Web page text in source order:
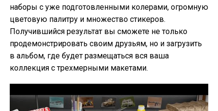
наборы с уже подготовленными колерами, огромную
цветовую палитру и множество стикеров.
Получившийся результат вы сможете не только
продемонстрировать своим друзьям, но и загрузить
в альбом, где будет размещаться вся ваша
коллекция с трехмерными макетами.